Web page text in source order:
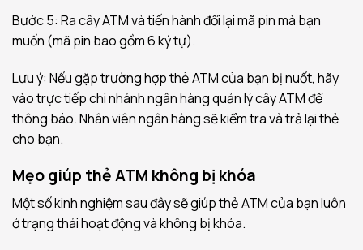
Bước 5: Ra cây ATM và tiến hành đổi lại mã pin mà bạn
muốn (mã pin bao gồm 6 ký tự).
Lưu ý: Nếu gặp trường hợp thẻ ATM của bạn bị nuốt, hãy
vào trực tiếp chi nhánh ngân hàng quản lý cây ATM để
thông báo. Nhân viên ngân hàng sẽ kiểm tra và trả lại thẻ
cho bạn.
Mẹo giúp thẻ ATM không bị khóa
Một số kinh nghiệm sau đây sẽ giúp thẻ ATM của bạn luôn
ở trạng thái hoạt động và không bị khóa.